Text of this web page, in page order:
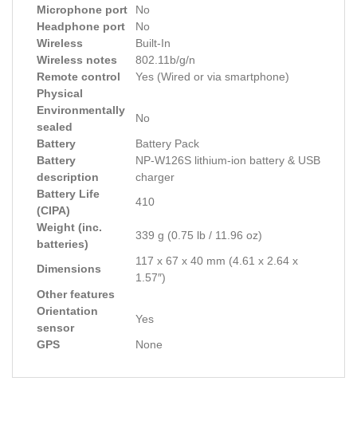
Microphone port
No
Headphone port
No
Wireless
Built-In
Wireless notes
802.11b/g/n
Remote control
Yes (Wired or via smartphone)
Physical
Environmentally
sealed
No
Battery
Battery Pack
Battery
description
NP-W126S lithium-ion battery & USB
charger
Battery Life
(CIPA)
410
Weight (inc.
batteries)
339 g (0.75 lb / 11.96 oz)
Dimensions
117 x 67 x 40 mm (4.61 x 2.64 x
1.57″)
Other features
Orientation
sensor
Yes
GPS
None